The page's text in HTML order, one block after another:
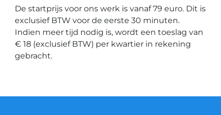
De startprijs voor ons werk is vanaf 79 euro. Dit is
exclusief BTW voor de eerste 30 minuten.
Indien meer tijd nodig is, wordt een toeslag van
€ 18 (exclusief BTW) per kwartier in rekening
gebracht.